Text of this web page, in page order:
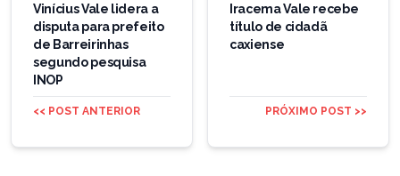
Post
Vinícius Vale lidera a
disputa para prefeito
de Barreirinhas
segundo pesquisa
INOP
<< POST ANTERIOR
Iracema Vale recebe
título de cidadã
caxiense
PRÓXIMO POST >>